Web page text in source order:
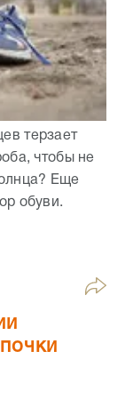
терзает
чтобы не
Еще
обуви.